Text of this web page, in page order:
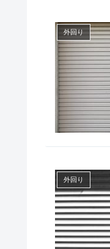
外回り
外回り